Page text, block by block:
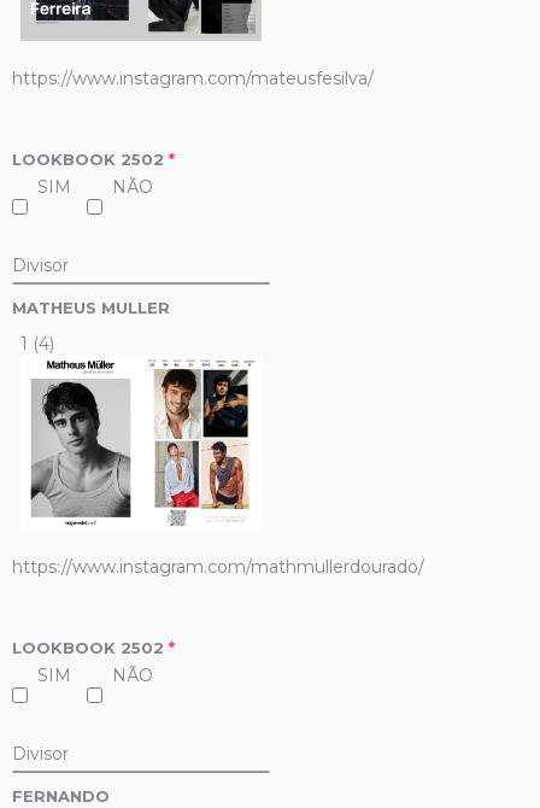
https://www.instagram.com/mateusfesilva/
LOOKBOOK 2502 *
SIM NÃO
Divisor
MATHEUS MULLER
1 (4)
https://www.instagram.com/mathmullerdourado/
LOOKBOOK 2502 *
SIM NÃO
Divisor
FERNANDO